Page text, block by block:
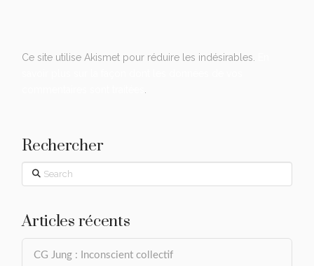
Ce site utilise Akismet pour réduire les indésirables.
Rechercher
Search
Articles récents
CG Jung : Inconscient collectif